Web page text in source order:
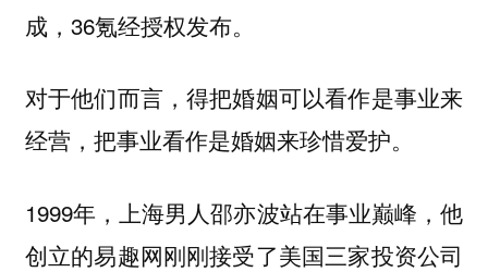
成，36氪经授权发布。
对于他们而言，得把婚姻可以看作是事业来
经营，把事业看作是婚姻来珍惜爱护。
1999年，上海男人邵亦波站在事业巅峰，他
创立的易趣网刚刚接受了美国三家投资公司